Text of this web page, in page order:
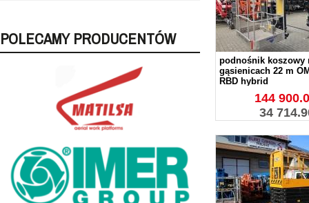
POLECAMY PRODUCENTÓW
podnośnik koszowy
gąsienicach 22 m
RBD hybrid
144
34